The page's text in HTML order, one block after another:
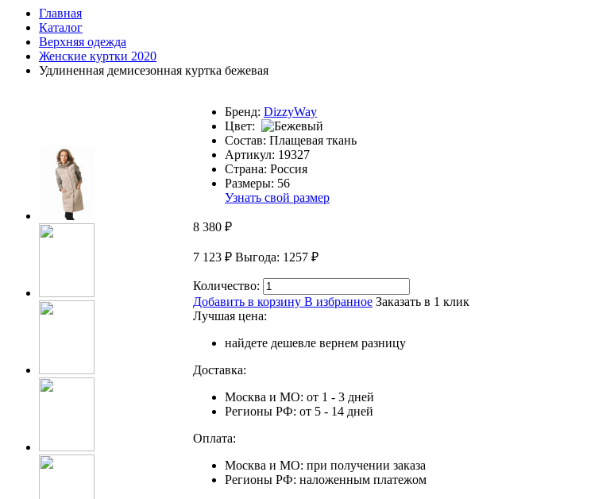
Главная
Каталог
Верхняя одежда
Женские куртки 2020
Удлиненная демисезонная куртка бежевая
Бренд: DizzyWay
Цвет:
Состав: Плащевая ткань
Артикул: 19327
Страна: Россия
Размеры: 56
Узнать свой размер
8 380 ₽
7 123 ₽ Выгода: 1257 ₽
Количество:
Добавить в корзину В избранное Заказать в 1 клик
Лучшая цена:
найдете дешевле вернем разницу
Доставка:
Москва и МО: от 1 - 3 дней
Регионы РФ: от 5 - 14 дней
Оплата:
Москва и МО: при получении заказа
Регионы РФ: наложенным платежом